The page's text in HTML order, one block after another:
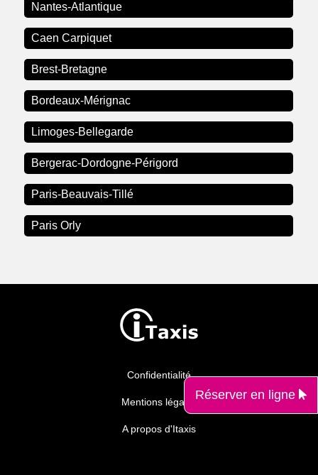
Nantes-Atlantique
Caen Carpiquet
Brest-Bretagne
Bordeaux-Mérignac
Limoges-Bellegarde
Bergerac-Dordogne-Périgord
Paris-Beauvais-Tillé
Paris Orly
Confidentialité
Mentions légales
A propos d'Itaxis
Réserver en ligne